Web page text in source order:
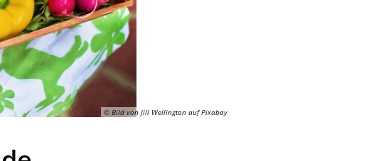
© Bild von Jill Wellington auf Pixabay